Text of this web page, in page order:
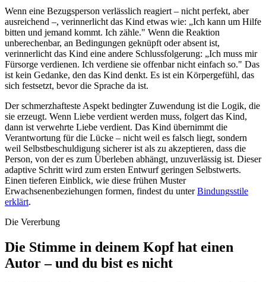
Wenn eine Bezugsperson verlässlich reagiert – nicht perfekt, aber
ausreichend –, verinnerlicht das Kind etwas wie: „Ich kann um Hilfe
bitten und jemand kommt. Ich zähle." Wenn die Reaktion
unberechenbar, an Bedingungen geknüpft oder absent ist,
verinnerlicht das Kind eine andere Schlussfolgerung: „Ich muss mir
Fürsorge verdienen. Ich verdiene sie offenbar nicht einfach so." Das
ist kein Gedanke, den das Kind denkt. Es ist ein Körpergefühl, das
sich festsetzt, bevor die Sprache da ist.
Der schmerzhafteste Aspekt bedingter Zuwendung ist die Logik, die
sie erzeugt. Wenn Liebe verdient werden muss, folgert das Kind,
dann ist verwehrte Liebe verdient. Das Kind übernimmt die
Verantwortung für die Lücke – nicht weil es falsch liegt, sondern
weil Selbstbeschuldigung sicherer ist als zu akzeptieren, dass die
Person, von der es zum Überleben abhängt, unzuverlässig ist. Dieser
adaptive Schritt wird zum ersten Entwurf geringen Selbstwerts.
Einen tieferen Einblick, wie diese frühen Muster
Erwachsenenbeziehungen formen, findest du unterBindungsstile
erklärt.
Die Vererbung
Die Stimme in deinem Kopf hat einen
Autor – und du bist es nicht